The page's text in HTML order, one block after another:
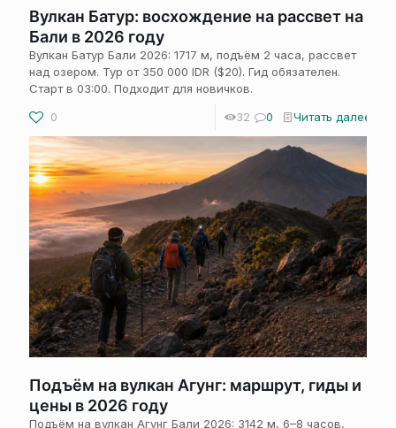
Вулкан Батур: восхождение на рассвет на
Бали в 2026 году
Вулкан Батур Бали 2026: 1717 м, подъём 2 часа, рассвет
над озером. Тур от 350 000 IDR ($20). Гид обязателен.
Старт в 03:00. Подходит для новичков.
0
32 0 Читать далее
Подъём на вулкан Агунг: маршрут, гиды и
цены в 2026 году
Подъём на вулкан Агунг Бали 2026: 3142 м, 6–8 часов,